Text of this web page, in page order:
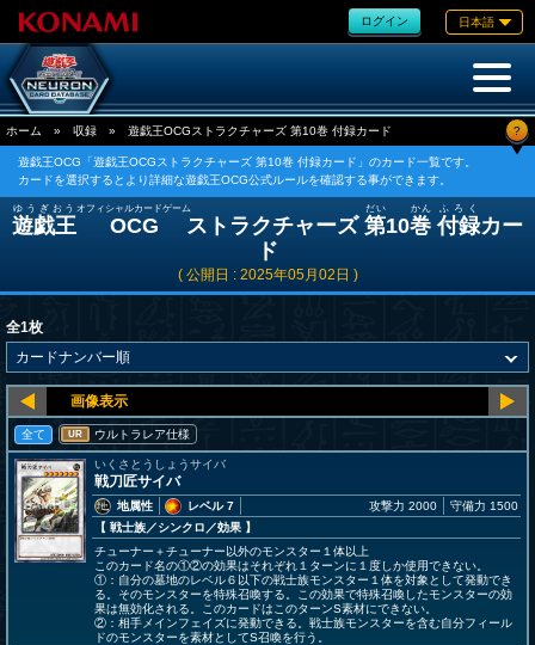
ログイン 日本語
ホーム » 収録 » 遊戯王OCGストラクチャーズ 第10巻 付録カード ?
遊戯王OCG「遊戯王OCGストラクチャーズ 第10巻 付録カード」のカード一覧です。
カードを選択するとより詳細な遊戯王OCG公式ルールを確認する事ができます。
遊戯王
ゆうぎおう
OCG
オフィシャルカードゲーム
ストラクチャーズ 第
だい
10巻
かん
付録
ふろく
カー
ド
( 公開日 : 2025年05月02日 )
全1枚
全て UR ウルトラレア仕様
いくさとうしょうサイバ
戦刀匠サイバ
地属性
レベル 7
【 戦士族／シンクロ／効果 】
攻撃力 2000 守備力 1500
チューナー＋チューナー以外のモンスター１体以上
このカード名の①②の効果はそれぞれ１ターンに１度しか使用できない。
①：自分の墓地のレベル６以下の戦士族モンスター１体を対象として発動でき
る。そのモンスターを特殊召喚する。この効果で特殊召喚したモンスターの効
果は無効化される。このカードはこのターンS素材にできない。
②：相手メインフェイズに発動できる。戦士族モンスターを含む自分フィール
ドのモンスターを素材としてS召喚を行う。